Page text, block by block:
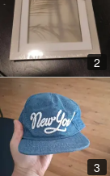
2
3